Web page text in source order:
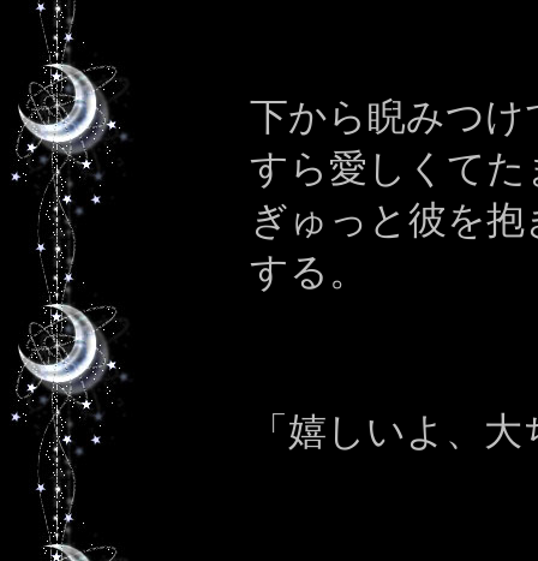
下から睨みつ
すら愛しくてた
ぎゅっと彼を
する。
「嬉しいよ、